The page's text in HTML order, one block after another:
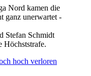
Nord kamen die
ganz unerwartet -
Stefan Schmidt
Höchststrafe.
hoch verloren